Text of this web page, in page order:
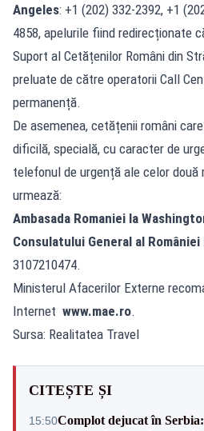
Angeles: +1 (202) 332-2392, +1
4858, apelurile fiind redirecționate
Suport al Cetățenilor Români din
preluate de către operatorii Call
permanență.
De asemenea, cetățenii români
dificilă, specială, cu caracter de
telefonul de urgență ale celor două
urmează:
Ambasada Romaniei la
Consulatului General al
3107210474.
Ministerul Afacerilor Externe
Internet www.mae.ro.
Sursa: Realitatea Travel
CITEȘTE ȘI
15:50Complot dejucat în